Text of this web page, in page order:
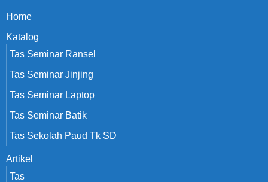
Home
Katalog
Tas Seminar Ransel
Tas Seminar Jinjing
Tas Seminar Laptop
Tas Seminar Batik
Tas Sekolah Paud Tk SD
Artikel
Tas